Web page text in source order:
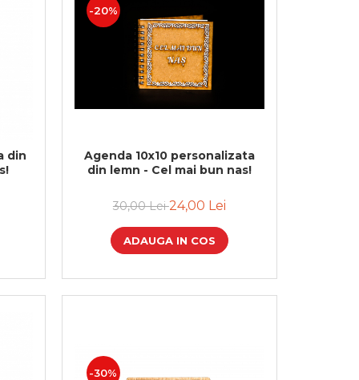
din
-20%
Agenda 10x10 personalizata
din lemn - Cel mai bun nas!
30,00 Lei24,00 Lei
ADAUGA IN COS
-30%